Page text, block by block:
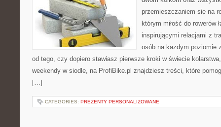
przemieszczaniem się na
którym miłość do rowerów
inspirującymi relacjami z
osób na każdym poziomie
od tego, czy dopiero stawiasz pierwsze kroki w świecie
weekendy w siodle, na ProfiBike.pl znajdziesz treści, które
[…]
CATEGORIES: PREZENTY PERSONALIZOWANE